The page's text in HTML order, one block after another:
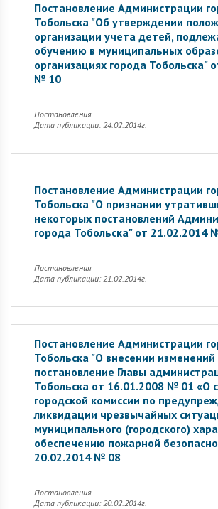
Постановление Администрации
Тобольска "Об утверждении
организации учета детей,
обучению в муниципальных
организациях города Тобольска"
№ 10
Постановления
Дата публикации: 24.02.2014г.
Постановление Администрации
Тобольска "О признании
некоторых постановлений
города Тобольска" от 21.02.2014
Постановления
Дата публикации: 21.02.2014г.
Постановление Администрации
Тобольска "О внесении изменений
постановление Главы
Тобольска от 16.01.2008 № 01 «О
городской комиссии по
ликвидации чрезвычайных
муниципального (городского)
обеспечению пожарной
20.02.2014 № 08
Постановления
Дата публикации: 20.02.2014г.